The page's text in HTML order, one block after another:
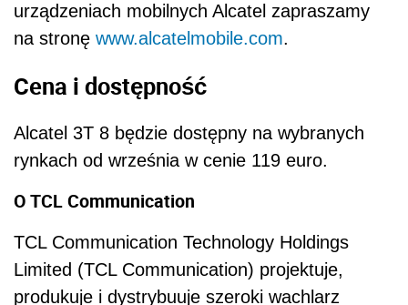
urządzeniach mobilnych Alcatel zapraszamy
na stronę www.alcatelmobile.com.
Cena i dostępność
Alcatel 3T 8 będzie dostępny na wybranych
rynkach od września w cenie 119 euro.
O TCL Communication
TCL Communication Technology Holdings
Limited (TCL Communication) projektuje,
produkuje i dystrybuuje szeroki wachlarz